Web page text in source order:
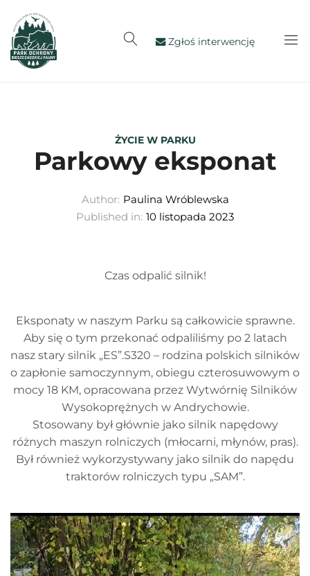
Zgłoś interwencję
ŻYCIE W PARKU
Parkowy eksponat
Author: Paulina Wróblewska
Published in: 10 listopada 2023
Czas odpalić silnik!
Eksponaty w naszym Parku są całkowicie sprawne.
Aby się o tym przekonać odpaliliśmy po 2 latach
nasz stary silnik „ES”.S320 – rodzina polskich silników
o zapłonie samoczynnym, obiegu czterosuwowym o
mocy 18 KM, opracowana przez Wytwórnię Silników
Wysokoprężnych w Andrychowie.
Stosowany był głównie jako silnik napędowy
różnych maszyn rolniczych (młocarni, młynów, pras).
Był również wykorzystywany jako silnik do napędu
traktorów rolniczych typu „SAM”.